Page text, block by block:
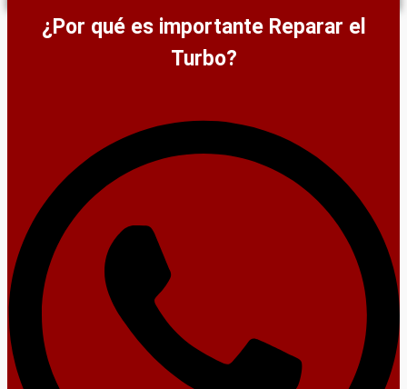
¿Por qué es importante Reparar el
Turbo?